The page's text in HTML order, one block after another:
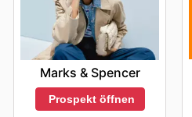
Marks & Spencer
Prospekt öffnen